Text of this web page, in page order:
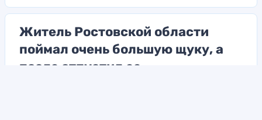
Житель Ростовской области
поймал очень большую щуку, а
после отпустил ее